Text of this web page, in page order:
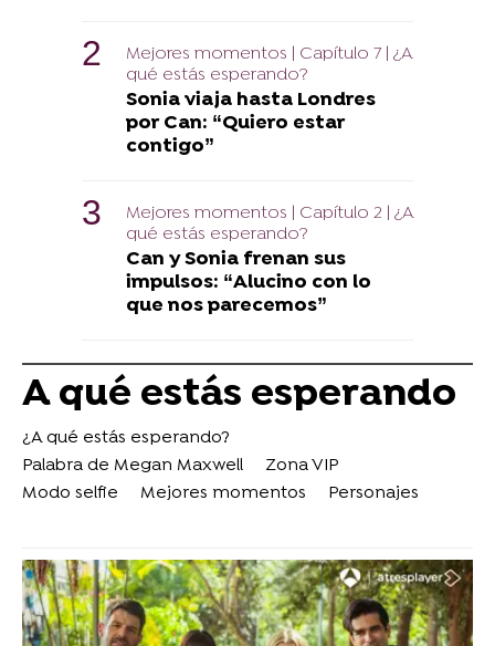
Mejores momentos | Capítulo 7 | ¿A
qué estás esperando?
Sonia viaja hasta Londres
por Can: “Quiero estar
contigo”
Mejores momentos | Capítulo 2 | ¿A
qué estás esperando?
Can y Sonia frenan sus
impulsos: “Alucino con lo
que nos parecemos”
A qué estás esperando
¿A qué estás esperando?
Palabra de Megan Maxwell
Zona VIP
Modo selfie
Mejores momentos Personajes